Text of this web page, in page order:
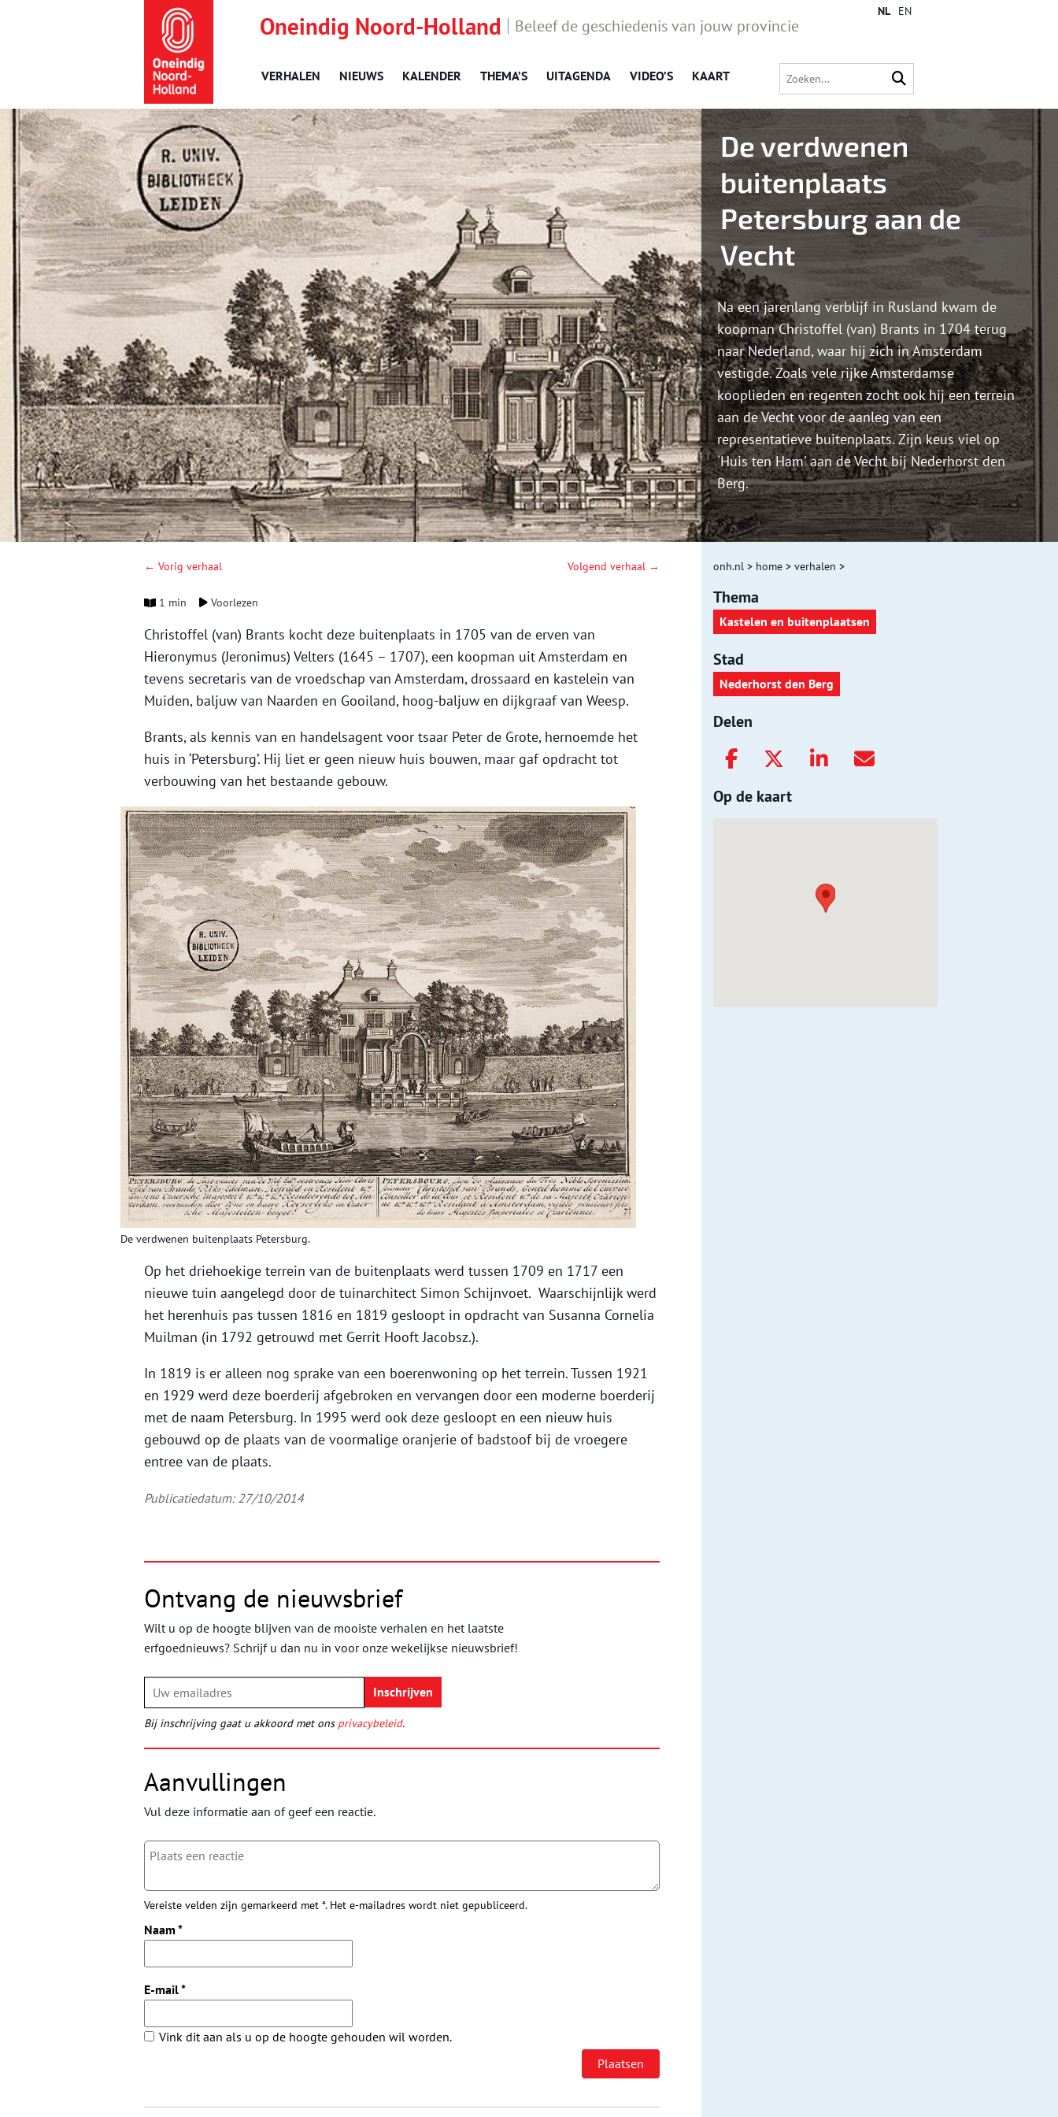
Oneindig Noord-Holland Beleef de geschiedenis van jouw provincie
VERHALEN NIEUWS KALENDER THEMA’S UITAGENDA VIDEO’S KAART
NL EN
De verdwenen
buitenplaats
Petersburg aan de
Vecht
Na een jarenlang verblijf in Rusland kwam de
koopman Christoffel (van) Brants in 1704 terug
naar Nederland, waar hij zich in Amsterdam
vestigde. Zoals vele rijke Amsterdamse
kooplieden en regenten zocht ook hij een terrein
aan de Vecht voor de aanleg van een
representatieve buitenplaats. Zijn keus viel op
'Huis ten Ham' aan de Vecht bij Nederhorst den
Berg.
← Vorig verhaal Volgend verhaal →
1 min Voorlezen
Christoffel (van) Brants kocht deze buitenplaats in 1705 van de erven van
Hieronymus (Jeronimus) Velters (1645 – 1707), een koopman uit Amsterdam en
tevens secretaris van de vroedschap van Amsterdam, drossaard en kastelein van
Muiden, baljuw van Naarden en Gooiland, hoog-baljuw en dijkgraaf van Weesp.
Brants, als kennis van en handelsagent voor tsaar Peter de Grote, hernoemde het
huis in ‘Petersburg’. Hij liet er geen nieuw huis bouwen, maar gaf opdracht tot
verbouwing van het bestaande gebouw.
De verdwenen buitenplaats Petersburg.
Op het driehoekige terrein van de buitenplaats werd tussen 1709 en 1717 een
nieuwe tuin aangelegd door de tuinarchitect Simon Schijnvoet. Waarschijnlijk werd
het herenhuis pas tussen 1816 en 1819 gesloopt in opdracht van Susanna Cornelia
Muilman (in 1792 getrouwd met Gerrit Hooft Jacobsz.).
In 1819 is er alleen nog sprake van een boerenwoning op het terrein. Tussen 1921
en 1929 werd deze boerderij afgebroken en vervangen door een moderne boerderij
met de naam Petersburg. In 1995 werd ook deze gesloopt en een nieuw huis
gebouwd op de plaats van de voormalige oranjerie of badstoof bij de vroegere
entree van de plaats.
Publicatiedatum: 27/10/2014
Ontvang de nieuwsbrief
Wilt u op de hoogte blijven van de mooiste verhalen en het laatste
erfgoednieuws? Schrijf u dan nu in voor onze wekelijkse nieuwsbrief!
Bij inschrijving gaat u akkoord met ons privacybeleid.
Aanvullingen
Vul deze informatie aan of geef een reactie.
Vereiste velden zijn gemarkeerd met *. Het e-mailadres wordt niet gepubliceerd.
Naam *
E-mail*
Vink dit aan als u op de hoogte gehouden wil worden.
onh.nl > home > verhalen >
Thema
Kastelen en buitenplaatsen
Stad
Nederhorst den Berg
Delen
Op de kaart